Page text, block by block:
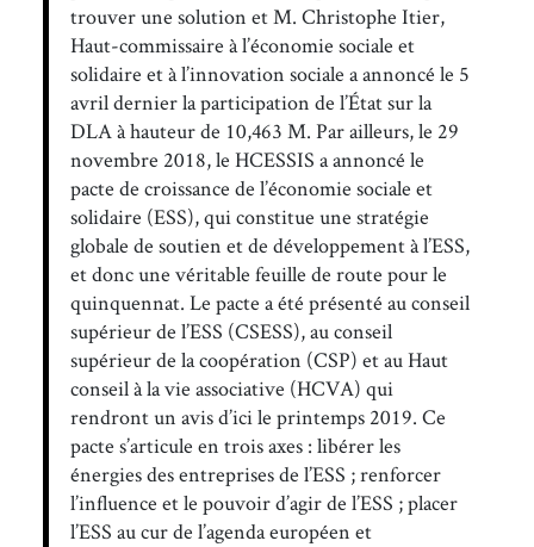
trouver une solution et M. Christophe Itier,
Haut-commissaire à l’économie sociale et
solidaire et à l’innovation sociale a annoncé le 5
avril dernier la participation de l’État sur la
DLA à hauteur de 10,463 M. Par ailleurs, le 29
novembre 2018, le HCESSIS a annoncé le
pacte de croissance de l’économie sociale et
solidaire (ESS), qui constitue une stratégie
globale de soutien et de développement à l’ESS,
et donc une véritable feuille de route pour le
quinquennat. Le pacte a été présenté au conseil
supérieur de l’ESS (CSESS), au conseil
supérieur de la coopération (CSP) et au Haut
conseil à la vie associative (HCVA) qui
rendront un avis d’ici le printemps 2019. Ce
pacte s’articule en trois axes : libérer les
énergies des entreprises de l’ESS ; renforcer
l’influence et le pouvoir d’agir de l’ESS ; placer
l’ESS au cur de l’agenda européen et